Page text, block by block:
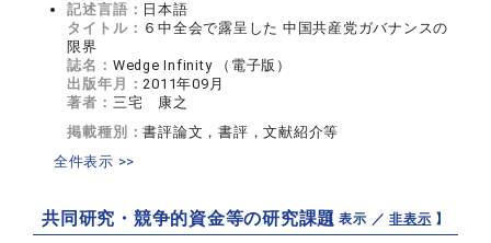
記述言語： 日本語
タイトル： ６中全会で露呈した 中国共産党ガバナンスの
限界
誌名： Wedge Infinity （電子版）
出版年月：2011年09月
著者： 三宅 康之
掲載種別：書評論文，書評，文献紹介等
全件表示 >>
共同研究・競争的資金等の研究課題【 表示 ／非表示 】